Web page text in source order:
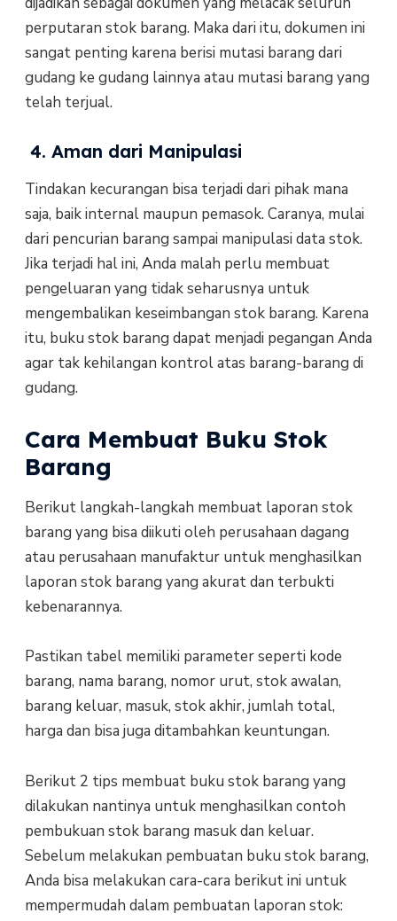
perputaran stok barang. Maka dari itu, dokumen ini
sangat penting karena berisi mutasi barang dari
gudang ke gudang lainnya atau mutasi barang yang
telah terjual.
4. Aman dari Manipulasi
Tindakan kecurangan bisa terjadi dari pihak mana
saja, baik internal maupun pemasok. Caranya, mulai
dari pencurian barang sampai manipulasi data stok.
Jika terjadi hal ini, Anda malah perlu membuat
pengeluaran yang tidak seharusnya untuk
mengembalikan keseimbangan stok barang. Karena
itu, buku stok barang dapat menjadi pegangan Anda
agar tak kehilangan kontrol atas barang-barang di
gudang.
Cara Membuat Buku Stok
Barang
Berikut langkah-langkah membuat laporan stok
barang yang bisa diikuti oleh perusahaan dagang
atau perusahaan manufaktur untuk menghasilkan
laporan stok barang yang akurat dan terbukti
kebenarannya.
Pastikan tabel memiliki parameter seperti kode
barang, nama barang, nomor urut, stok awalan,
barang keluar, masuk, stok akhir, jumlah total,
harga dan bisa juga ditambahkan keuntungan.
Berikut 2 tips membuat buku stok barang yang
dilakukan nantinya untuk menghasilkan contoh
pembukuan stok barang masuk dan keluar.
Sebelum melakukan pembuatan buku stok barang,
Anda bisa melakukan cara-cara berikut ini untuk
mempermudah dalam pembuatan laporan stok: